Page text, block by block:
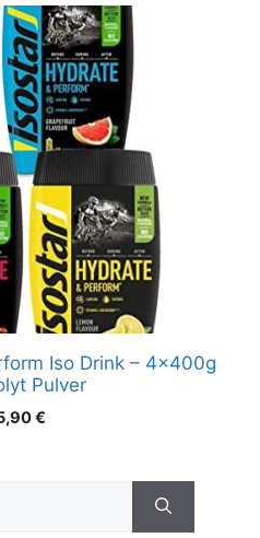
Iso Drink – 4x400g
Pulver
€